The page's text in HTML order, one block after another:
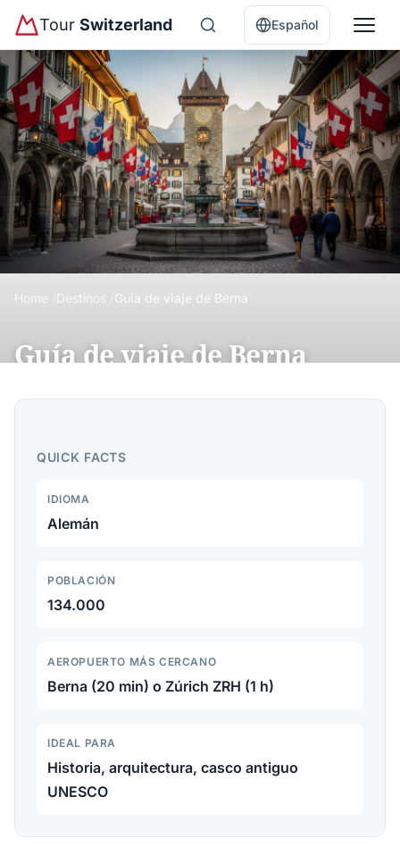
Tour Switzerland Español
Home Destinos Guía de viaje de Berna
Guía de viaje de Berna
Guía completa de Berna: casco antiguo UNESCO,
QUICK FACTS
IDIOMA
Alemán
POBLACIÓN
134.000
AEROPUERTO MÁS CERCANO
Berna (20 min) o Zúrich ZRH (1 h)
IDEAL PARA
Historia, arquitectura, casco antiguo
UNESCO